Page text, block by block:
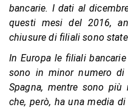
bancarie. I dati al
questi mesi del 2016,
chiusure di filiali sono
In Europa le filiali
sono in minor numero di
Spagna, mentre sono più
che, però, ha una media